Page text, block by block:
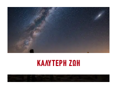
ΚΑΛΎΤΕΡΗ ΖΩΉ